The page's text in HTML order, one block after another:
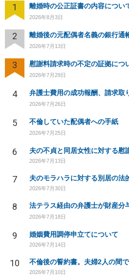
1 離婚時の公正証書の内容につい
2026年8月3日
2
2026年7月13日
3
2026年7月29日
4 弁護士費用の成功報酬、請求取
2026年7月26日
5 不倫していた配偶者への手紙
2026年7月25日
6
2026年7月13日
7 夫のモラハラに対する別居の法
2026年7月30日
8 法テラス経由の弁護士が財産分
2026年7月18日
9 婚姻費用調停申立てについて
2026年7月14日
10
2026年7月10日